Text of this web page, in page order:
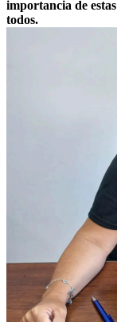
importancia de
todos.